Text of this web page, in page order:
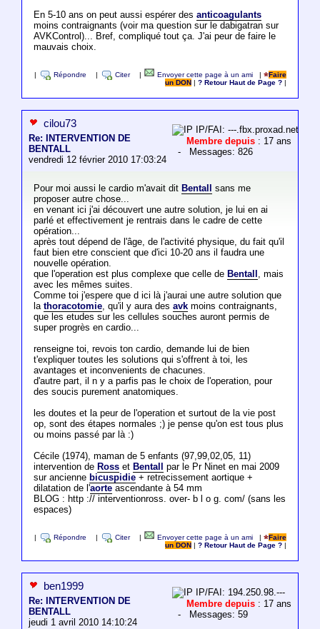
En 5-10 ans on peut aussi espérer des anticoagulants
moins contraignants (voir ma question sur le dabigatran sur
AVKControl)... Bref, compliqué tout ça. J'ai peur de faire le
mauvais choix.
Répondre Citer Envoyer cette page à un ami |
Faire
un DON
|? Retour Haut de Page ?
cilou73
Re: INTERVENTION DE
BENTALL
vendredi 12 février 2010 17:03:24
IP/FAI: ---.fbx.proxad.net
Membre depuis : 17 ans
- Messages: 826
Pour moi aussi le cardio m'avait dit Bentall
sans me
proposer autre chose...
en venant ici j'ai découvert une autre solution, je lui en ai
parlé et effectivement je rentrais dans le cadre de cette
opération...
après tout dépend de l'âge, de l'activité physique, du fait qu'il
faut bien etre conscient que d'ici 10-20 ans il faudra une
nouvelle opération.
que l'operation est plus complexe que celle de Bentall , mais
avec les mêmes suites.
Comme toi j'espere que d ici là j'aurai une autre solution que
la thoracotomie, qu'il y aura des avkmoins contraignants,
que les etudes sur les cellules souches auront permis de
super progrès en cardio...
renseigne toi, revois ton cardio, demande lui de bien
t'expliquer toutes les solutions qui s'offrent à toi, les
avantages et inconvenients de chacunes.
d'autre part, il n y a parfis pas le choix de l'operation, pour
des soucis purement anatomiques.
les doutes et la peur de l'operation et surtout de la vie post
op, sont des étapes normales ;) je pense qu'on est tous plus
ou moins passé par là :)
Cécile (1974), maman de 5 enfants (97,99,02,05, 11)
intervention de Rosset Bentall
par le Pr Ninet en mai 2009
sur ancienne bicuspidie+ retrecissement aortique +
dilatation de l'aorteascendante à 54 mm
BLOG : http :// interventionross. over- b l o g. com/ (sans les
espaces)
Répondre Citer Envoyer cette page à un ami |
Faire
un DON
|? Retour Haut de Page ?
ben1999
Re: INTERVENTION DE
BENTALL
jeudi 1 avril 2010 14:10:24
IP/FAI: 194.250.98.---
Membre depuis : 17 ans
- Messages: 59